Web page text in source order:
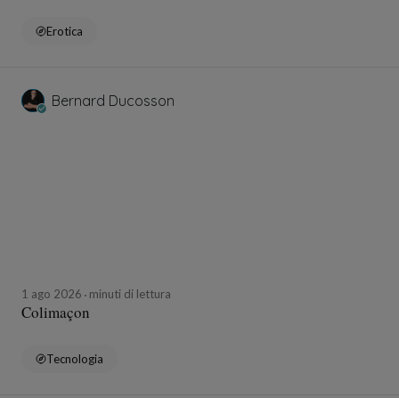
Erotica
Bernard Ducosson
1 ago 2026 minuti di lettura
Colimaçon
Tecnologia